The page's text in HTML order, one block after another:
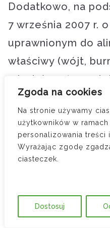
Zgoda na cookies
Na stronie używamy
użytkowników w
personalizowania treści
Wyrażając zgodę
ciasteczek.
Dostosuj
Dodatkowo, na
7 września 2007 r.
uprawnionym do
właściwy (wójt,
miasta) może
wobec dłużnika
kierować
prawa jazdy
zastąpione
postępowaniach
wcześniej),